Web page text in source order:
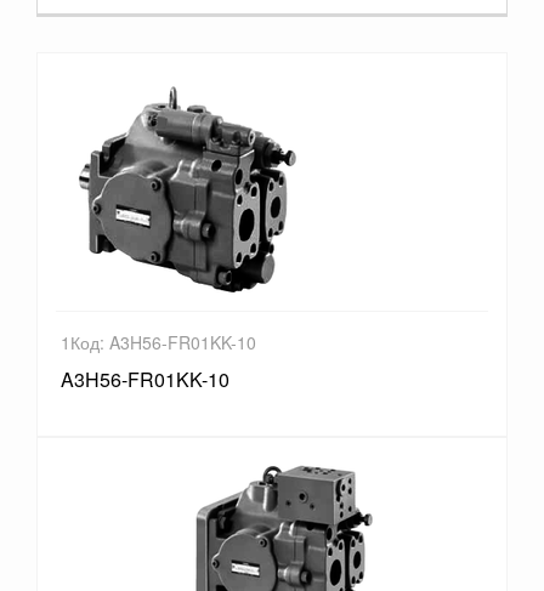
1Код: A3H56-FR01KK-10
A3H56-FR01KK-10